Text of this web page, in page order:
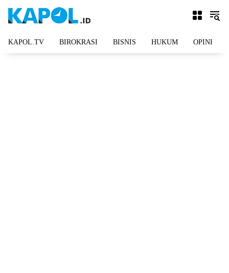
KAPOL.TV BIROKRASI BISNIS HUKUM OPINI